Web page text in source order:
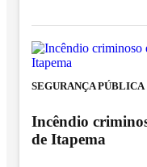
SEGURANÇA PÚBLICA
Incêndio
de Itapema